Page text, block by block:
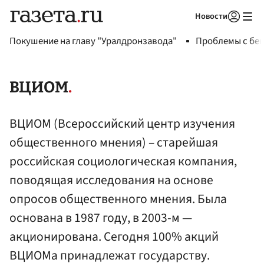
Новости
Покушение на главу "Уралдронзавода" Проблемы с
ВЦИОМ
ВЦИОМ (Всероссийский центр изучения
общественного мнения) – старейшая
российская социологическая компания,
поводящая исследования на основе
опросов общественного мнения. Была
основана в 1987 году, в 2003-м —
акционирована. Сегодня 100% акций
ВЦИОМа принадлежат государству.